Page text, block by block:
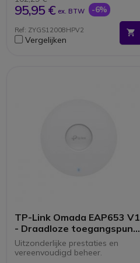
Link aggregatie voor het
verhogen van de
Geruisloos design zonder
ventilator
95,95 € ex. BTW -6%
Ref: ZYGS12008HPV2
Vergelijken
TP-Link Omada EAP653 V1
- Draadloze toegangspunt
- Wi-Fi 6
Uitzonderlijke prestaties en
vereenvoudigd beheer.